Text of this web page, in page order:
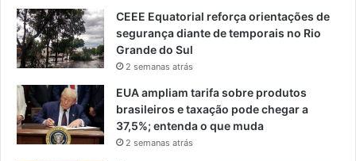
CEEE Equatorial reforça orientações de
segurança diante de temporais no Rio
Grande do Sul
2 semanas atrás
EUA ampliam tarifa sobre produtos
brasileiros e taxação pode chegar a
37,5%; entenda o que muda
2 semanas atrás